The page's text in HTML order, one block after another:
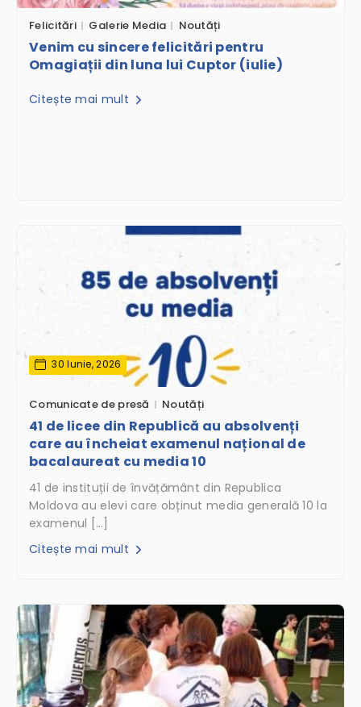
Felicitări Galerie Media Noutăți
Venim cu sincere felicitări pentru
Omagiații din luna lui Cuptor (iulie)
Citește mai mult
30 Iunie, 2026
Comunicate de presă Noutăți
41 de licee din Republică au absolvenți
care au încheiat examenul național de
bacalaureat cu media 10
41 de instituții de învățământ din Republica
Moldova au elevi care obținut media generală 10 la
examenul […]
Citește mai mult